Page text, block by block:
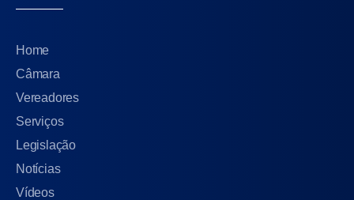
Home
Câmara
Vereadores
Serviços
Legislação
Notícias
Vídeos